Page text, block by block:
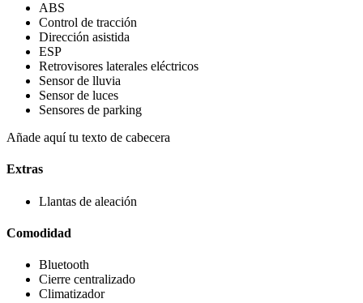
ABS
Control de tracción
Dirección asistida
ESP
Retrovisores laterales eléctricos
Sensor de lluvia
Sensor de luces
Sensores de parking
Añade aquí tu texto de cabecera
Extras
Llantas de aleación
Comodidad
Bluetooth
Cierre centralizado
Climatizador